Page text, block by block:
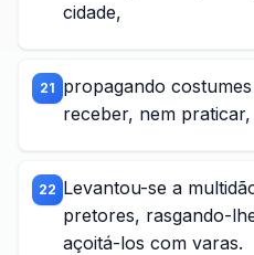
cidade,
21 propagando
receber, nem
22 Levantou-se a
pretores, rasgando-
açoitá-los com varas.